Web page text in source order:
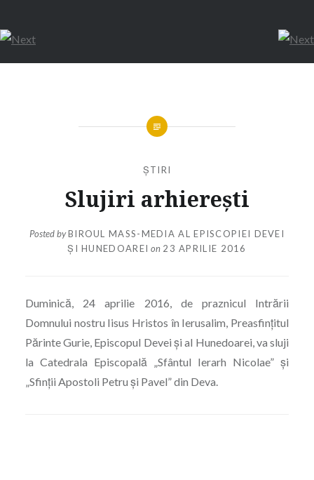
ȘTIRI
Slujiri arhierești
Posted byBIROUL MASS-MEDIA AL EPISCOPIEI DEVEI
ȘI HUNEDOAREI on 23 APRILIE 2016
Duminică, 24 aprilie 2016, de praznicul Intrării
Domnului nostru Iisus Hristos în Ierusalim, Preasfinţitul
Părinte Gurie, Episcopul Devei și al Hunedoarei, va sluji
la Catedrala Episcopală „Sfântul Ierarh Nicolae” și
„Sfinții Apostoli Petru și Pavel” din Deva.